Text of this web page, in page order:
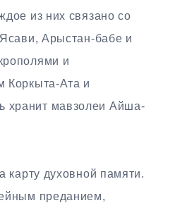
из них связано со
Арыстан-бабе и
и
Коркыта-Ата и
хранит мавзолеи Айша-
карту духовной памяти.
преданием,